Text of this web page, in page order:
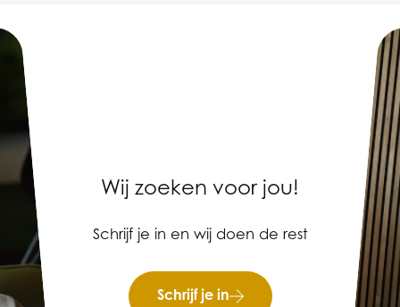
Wij zoeken voor jou!
Schrijf je in en wij doen de rest
Schrijf je in